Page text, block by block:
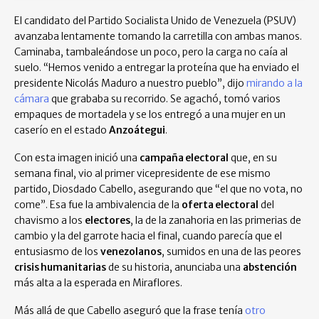
El candidato del Partido Socialista Unido de Venezuela (PSUV)
avanzaba lentamente tomando la carretilla con ambas manos.
Caminaba, tambaleándose un poco, pero la carga no caía al
suelo. “Hemos venido a entregar la proteína que ha enviado el
presidente Nicolás Maduro a nuestro pueblo”, dijo mirando a la
cámara que grababa su recorrido. Se agachó, tomó varios
empaques de mortadela y se los entregó a una mujer en un
caserío en el estado Anzoátegui.
Con esta imagen inició una campaña electoral que, en su
semana final, vio al primer vicepresidente de ese mismo
partido, Diosdado Cabello, asegurando que “el que no vota, no
come”. Esa fue la ambivalencia de la oferta electoral del
chavismo a los electores, la de la zanahoria en las primerias de
cambio y la del garrote hacia el final, cuando parecía que el
entusiasmo de los venezolanos, sumidos en una de las peores
crisis humanitariasde su historia, anunciaba una abstención
más alta a la esperada en Miraflores.
Más allá de que Cabello aseguró que la frase tenía otro